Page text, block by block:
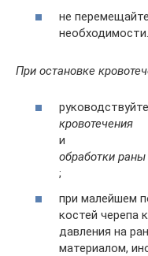
не
необходимости.
При остановке
кровотечения
и
обработки раны
;
при малейшем
костей черепа
давления на
материалом,